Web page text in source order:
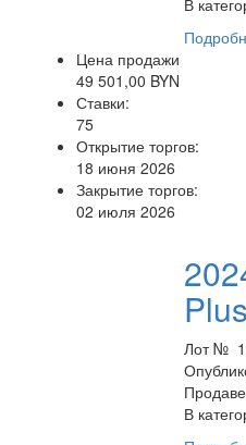
В
Цена продажи
49 501,00 BYN
Ставки:
75
Открытие торгов:
18 июня 2026
Закрытие торгов:
02 июля 2026
Лот №
В